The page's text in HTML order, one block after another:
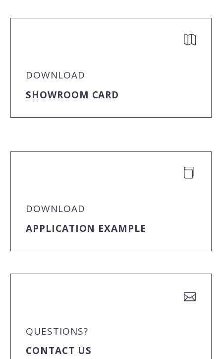


DOWNLOAD
SHOWROOM CARD


DOWNLOAD
APPLICATION EXAMPLE


QUESTIONS?
CONTACT US